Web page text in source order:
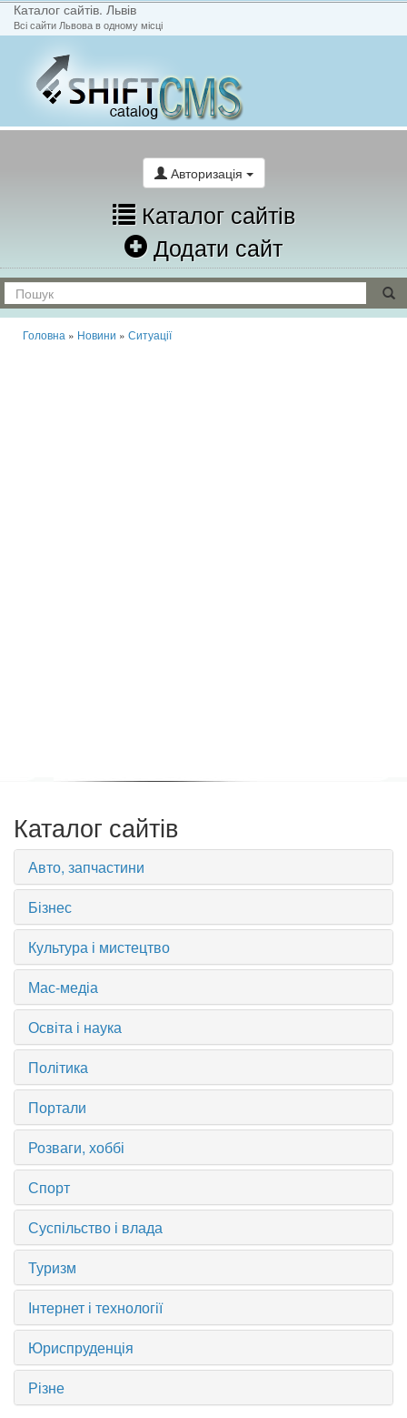
Каталог сайтів. Львів
Всі сайти Львова в одному місці
Авторизація
Каталог сайтів
Додати сайт
Головна » Новини » Ситуації
Каталог сайтів
Авто, запчастини
Бізнес
Культура і мистецтво
Мас-медіа
Освіта і наука
Політика
Портали
Розваги, хоббі
Спорт
Суспільство і влада
Туризм
Інтернет і технології
Юриспруденція
Різне